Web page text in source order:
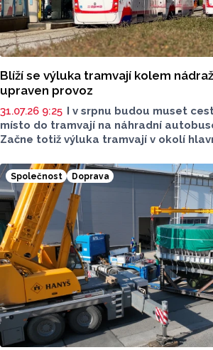
Blíží se výluka tramvají kolem
upraven provoz
31.07.26 9:25 I v srpnu budou muset
místo do tramvají na náhradní
Začne totiž výluka tramvají v okolí
a kolejích. Dopravní podnik města
upřesnil, jak bude upraven provoz.
Společnost Doprava